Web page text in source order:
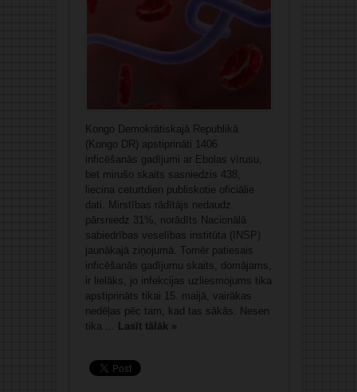
Kongo Demokrātiskajā Republikā
(Kongo DR) apstiprināti 1406
inficēšanās gadījumi ar Ebolas vīrusu,
bet mirušo skaits sasniedzis 438,
liecina ceturtdien publiskotie oficiālie
dati. Mirstības rādītājs nedaudz
pārsniedz 31%, norādīts Nacionālā
sabiedrības veselības institūta (INSP)
jaunākajā ziņojumā. Tomēr patiesais
inficēšanās gadījumu skaits, domājams,
ir lielāks, jo infekcijas uzliesmojums tika
apstiprināts tikai 15. maijā, vairākas
nedēļas pēc tam, kad tas sākās. Nesen
tika ... Lasīt tālāk »